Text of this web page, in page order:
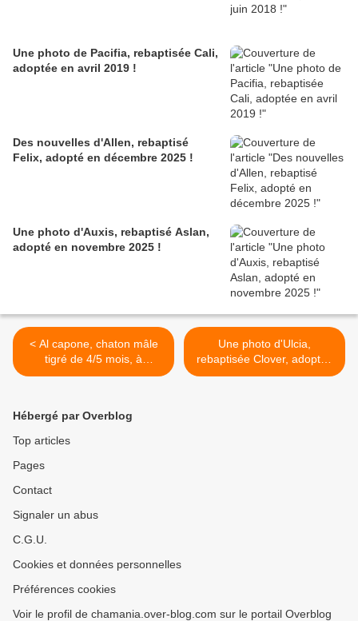
Une photo de Pacifia, rebaptisée Cali,
adoptée en avril 2019 !
Des nouvelles d'Allen, rebaptisé
Felix, adopté en décembre 2025 !
Une photo d'Auxis, rebaptisé Aslan,
adopté en novembre 2025 !
< Al capone, chaton mâle
tigré de 4/5 mois, à
l'adoption -> adopté
Une photo d'Ulcia,
rebaptisée Clover, adoptée
en 2023, et Toutankhamon,
Hébergé par Overblog
Top articles
Pages
Contact
Signaler un abus
C.G.U.
Cookies et données personnelles
Préférences cookies
Voir le profil de chamania.over-blog.com sur le portail Overblog